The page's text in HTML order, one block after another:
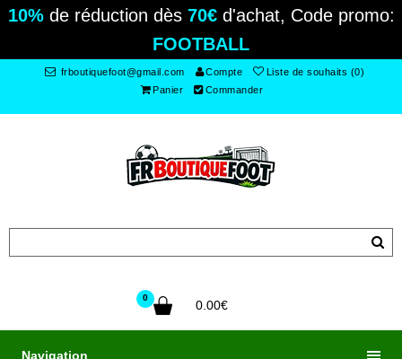
10%de réduction dès 70€d'achat, Code promo:
FOOTBALL
frboutiquefoot@gmail.com Compte
Liste de souhaits (0)
Panier
Commander
0
0.00€
Navigation